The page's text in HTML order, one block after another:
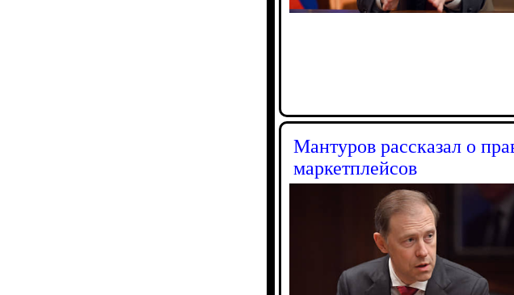
Мантуров рассказал о
маркетплейсов